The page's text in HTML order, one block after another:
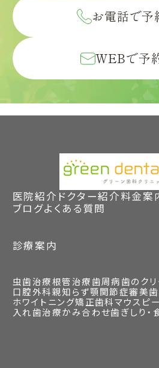
お電話で予
WEBで予
医院紹介 ドクター紹介料金案
ブログよくある質問
診療案内
虫歯治療根管治療歯周病歯のク
口腔外科親知らず顎関節症審美
ホワイトニング矯正歯科マウスピ
入れ歯治療かみ合わせ歯ぎしり・